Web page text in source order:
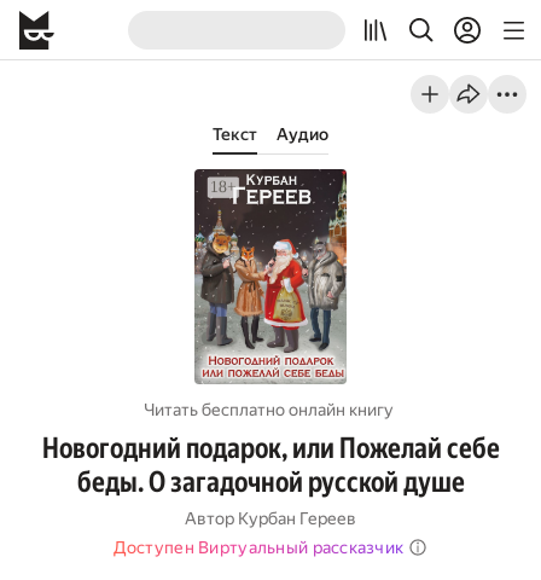
Текст Аудио
Читать бесплатно онлайн книгу
Новогодний подарок, или Пожелай себе
беды. О загадочной русской душе
Автор Курбан Гереев
Доступен Виртуальный рассказчик